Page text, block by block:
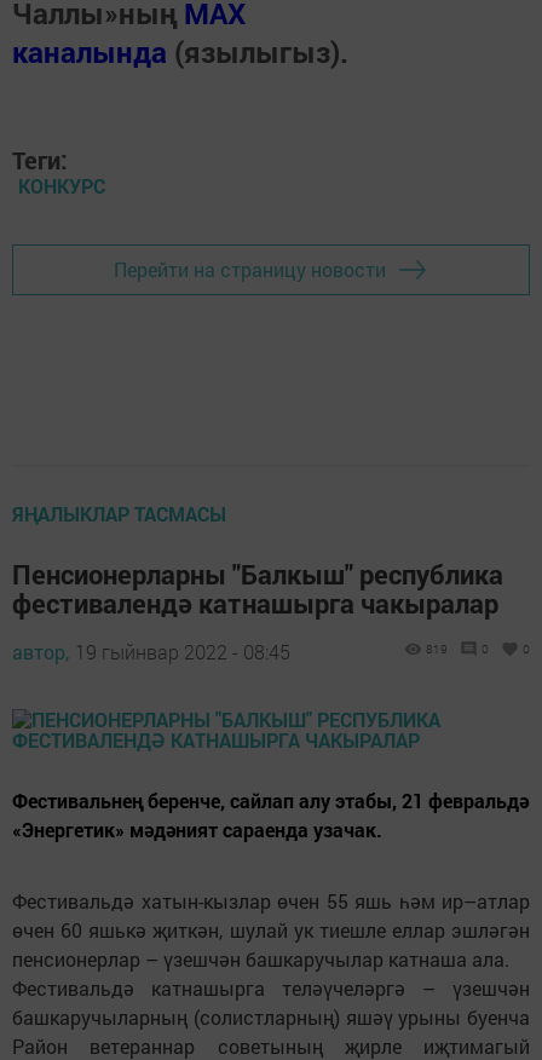
Чаллы»ның MAX
каналында (язылыгыз).
Теги:
КОНКУРС
Перейти на страницу новости
ЯҢАЛЫКЛАР ТАСМАСЫ
Пенсионерларны "Балкыш" республика
фестивалендә катнашырга чакыралар
автор, 19 гыйнвар 2022 - 08:45 819 0 0
Фестивальнең беренче, сайлап алу этабы, 21 февральдә
«Энергетик» мәдәният сараенда узачак.
Фестивальдә хатын-кызлар өчен 55 яшь һәм ир–атлар
өчен 60 яшькә җиткән, шулай ук тиешле еллар эшләгән
пенсионерлар – үзешчән башкаручылар катнаша ала.
Фестивальдә катнашырга теләүчеләргә – үзешчән
башкаручыларның (солистларның) яшәү урыны буенча
Район ветераннар советының җирле иҗтимагый